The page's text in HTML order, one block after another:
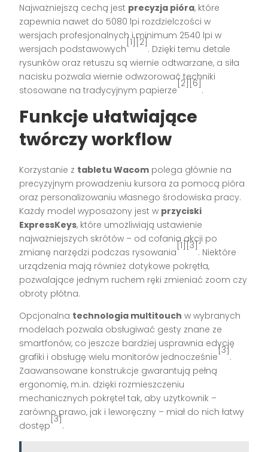
Najważniejszą cechą jest precyzja pióra, które
zapewnia nawet do 5080 lpi rozdzielczości w
wersjach profesjonalnych i minimum 2540 lpi w
wersjach podstawowych
[1][2]
. Dzięki temu detale
rysunków oraz retuszu są wiernie odtwarzane, a siła
nacisku pozwala wiernie odwzorować techniki
stosowane na tradycyjnym papierze
[2][6]
.
Funkcje ułatwiające
twórczy workflow
Korzystanie z tabletu Wacom polega głównie na
precyzyjnym prowadzeniu kursora za pomocą pióra
oraz personalizowaniu własnego środowiska pracy.
Każdy model wyposażony jest w przyciski
ExpressKeys, które umożliwiają ustawienie
najważniejszych skrótów – od cofania akcji po
zmianę narzędzi podczas rysowania
[1][3]
. Niektóre
urządzenia mają również dotykowe pokrętła,
pozwalające jednym ruchem ręki zmieniać zoom czy
obroty płótna.
Opcjonalna technologia multitouch w wybranych
modelach pozwala obsługiwać gesty znane ze
smartfonów, co jeszcze bardziej usprawnia edycję
grafiki i obsługę wielu monitorów jednocześnie
[3]
.
Zaawansowane konstrukcje gwarantują pełną
ergonomię, m.in. dzięki rozmieszczeniu
mechanicznych pokręteł tak, aby użytkownik –
zarówno prawo, jak i leworęczny – miał do nich łatwy
dostęp
[3]
.